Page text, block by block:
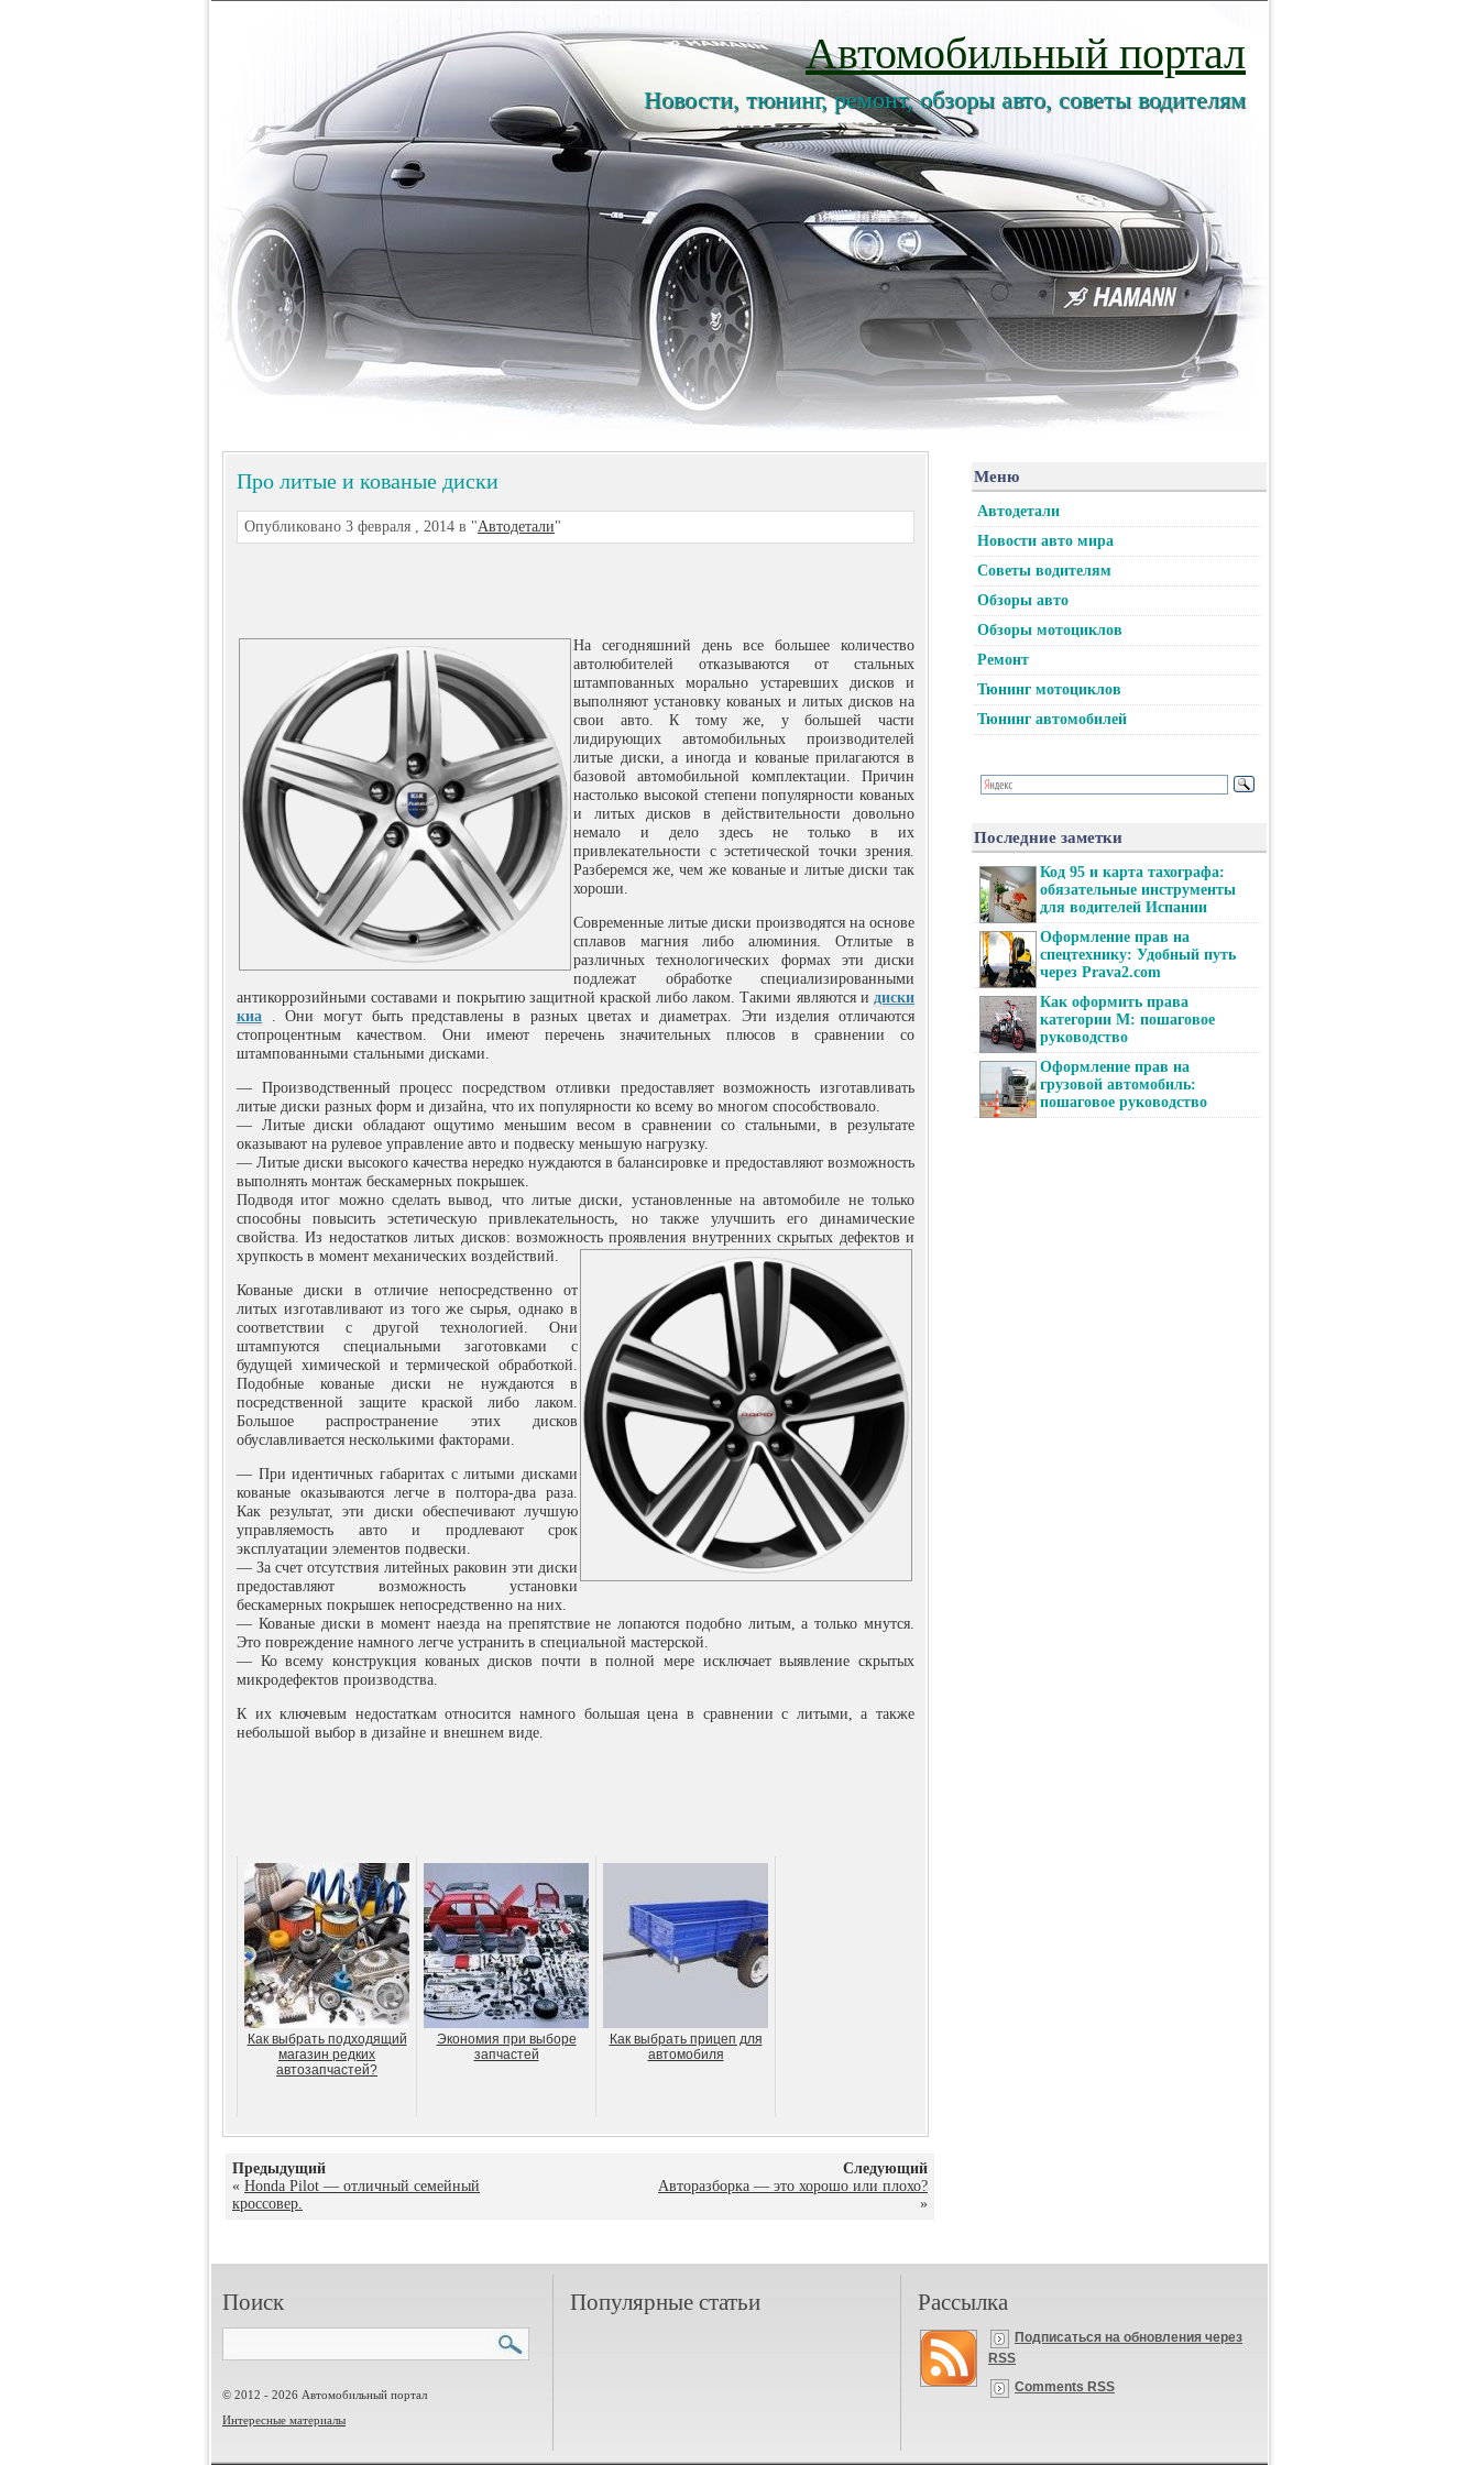
Автомобильный портал
Новости, тюнинг, ремонт, обзоры авто, советы водителям
Про литые и кованые диски
Опубликовано 3 февраля , 2014 в "Автодетали"
На сегодняшний день все большее количество
автолюбителей отказываются от стальных
штампованных морально устаревших дисков и
выполняют установку кованых и литых дисков на
свои авто. К тому же, у большей части
лидирующих автомобильных производителей
литые диски, а иногда и кованые прилагаются в
базовой автомобильной комплектации. Причин
настолько высокой степени популярности кованых
и литых дисков в действительности довольно
немало и дело здесь не только в их
привлекательности с эстетической точки зрения.
Разберемся же, чем же кованые и литые диски так
хороши.
Современные литые диски производятся на основе
сплавов магния либо алюминия. Отлитые в
различных технологических формах эти диски
подлежат обработке специализированными
антикоррозийными составами и покрытию защитной краской либо лаком. Такими являются и диски
киа . Они могут быть представлены в разных цветах и диаметрах. Эти изделия отличаются
стопроцентным качеством. Они имеют перечень значительных плюсов в сравнении со
штампованными стальными дисками.
— Производственный процесс посредством отливки предоставляет возможность изготавливать
литые диски разных форм и дизайна, что их популярности ко всему во многом способствовало.
— Литые диски обладают ощутимо меньшим весом в сравнении со стальными, в результате
оказывают на рулевое управление авто и подвеску меньшую нагрузку.
— Литые диски высокого качества нередко нуждаются в балансировке и предоставляют возможность
выполнять монтаж бескамерных покрышек.
Подводя итог можно сделать вывод, что литые диски, установленные на автомобиле не только
способны повысить эстетическую привлекательность, но также улучшить его динамические
свойства. Из недостатков литых дисков: возможность проявления внутренних скрытых дефектов и
хрупкость в момент механических воздействий.
Кованые диски в отличие непосредственно от
литых изготавливают из того же сырья, однако в
соответствии с другой технологией. Они
штампуются специальными заготовками с
будущей химической и термической обработкой.
Подобные кованые диски не нуждаются в
посредственной защите краской либо лаком.
Большое распространение этих дисков
обуславливается несколькими факторами.
— При идентичных габаритах с литыми дисками
кованые оказываются легче в полтора-два раза.
Как результат, эти диски обеспечивают лучшую
управляемость авто и продлевают срок
эксплуатации элементов подвески.
— За счет отсутствия литейных раковин эти диски
предоставляют возможность установки
бескамерных покрышек непосредственно на них.
— Кованые диски в момент наезда на препятствие не лопаются подобно литым, а только мнутся.
Это повреждение намного легче устранить в специальной мастерской.
— Ко всему конструкция кованых дисков почти в полной мере исключает выявление скрытых
микродефектов производства.
К их ключевым недостаткам относится намного большая цена в сравнении с литыми, а также
небольшой выбор в дизайне и внешнем виде.
Как выбрать подходящий
магазин редких
автозапчастей?
Экономия при выборе
запчастей
Как выбрать прицеп для
автомобиля
Предыдущий
« Honda Pilot — отличный семейный
кроссовер.
Следующий
Авторазборка — это хорошо или плохо?
»
Меню
Автодетали
Новости авто мира
Советы водителям
Обзоры авто
Обзоры мотоциклов
Ремонт
Тюнинг мотоциклов
Тюнинг автомобилей
Последние заметки
Код 95 и карта тахографа:
обязательные инструменты
для водителей Испании
Оформление прав на
спецтехнику: Удобный путь
через Prava2.com
Как оформить права
категории М: пошаговое
руководство
Оформление прав на
грузовой автомобиль:
пошаговое руководство
Поиск
© 2012 - 2026 Автомобильный портал
Интересные материалы
Популярные статьи Рассылка
Подписаться на обновления через
RSS
Comments RSS